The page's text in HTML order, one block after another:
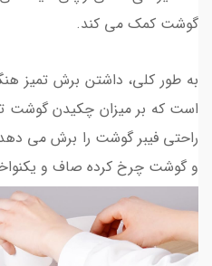
گوشت کمک می کند.
به طور کلی، داشتن برش تمیز
است که بر میزان چکیدن گوشت
راحتی فیبر گوشت را برش می
و گوشت چرخ کرده صاف و